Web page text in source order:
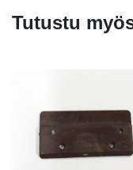
Tutustu